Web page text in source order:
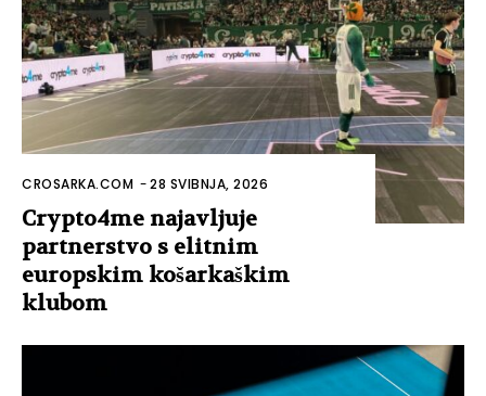
CROSARKA.COM -28 SVIBNJA, 2026
Crypto4me najavljuje
partnerstvo s elitnim
europskim košarkaškim
klubom